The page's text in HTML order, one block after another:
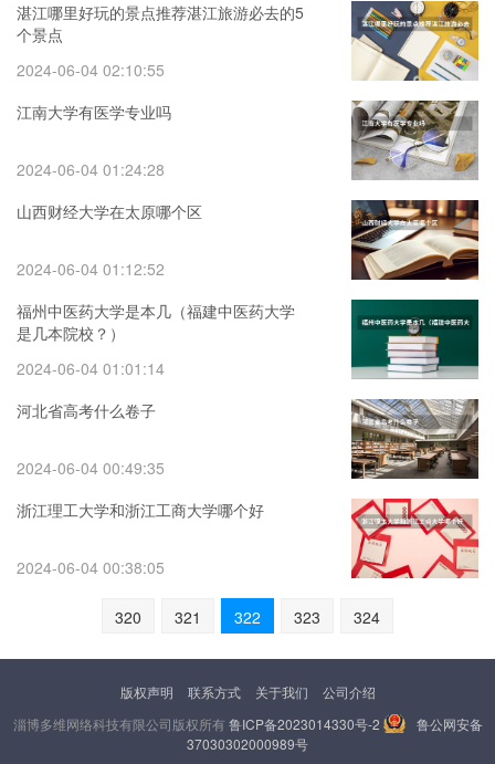
湛江哪里好玩的景点推荐湛江旅游必去的5
个景点
2024-06-04 02:10:55
江南大学有医学专业吗
2024-06-04 01:24:28
山西财经大学在太原哪个区
2024-06-04 01:12:52
福州中医药大学是本几（福建中医药大学
是几本院校？）
2024-06-04 01:01:14
河北省高考什么卷子
2024-06-04 00:49:35
浙江理工大学和浙江工商大学哪个好
2024-06-04 00:38:05
320 321 322 323 324
版权声明 联系方式 关于我们
公司介绍
淄博多维网络科技有限公司版权所有鲁ICP备2023014330号-2
鲁公网安备
37030302000989号